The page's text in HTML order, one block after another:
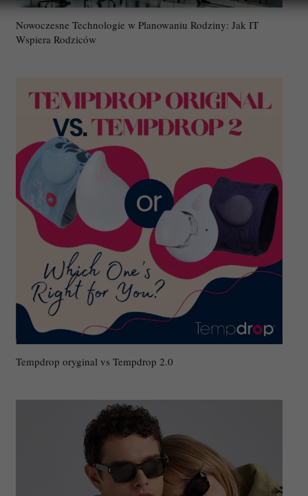
Nowoczesne Technologie w Planowaniu Rodziny: Jak IT
Wspiera Rodziców
Tempdrop oryginal vs Tempdrop 2.0